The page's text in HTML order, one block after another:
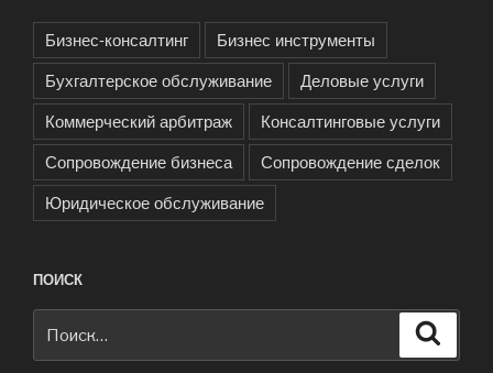
Бизнес-консалтинг
Бизнес инструменты
Бухгалтерское обслуживание
Деловые услуги
Коммерческий арбитраж
Консалтинговые услуги
Сопровождение бизнеса
Сопровождение сделок
Юридическое обслуживание
ПОИСК